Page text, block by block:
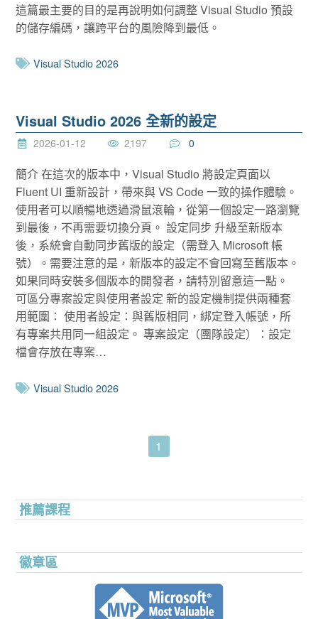
這篇最主要的目的是再說明如何調整 Visual Studio 預設
的儲存編碼，讓跨平台的風險降到最低。
Visual Studio 2026
Visual Studio 2026 全新的設定
2026-01-12 2197 0
簡介 在這次的版本中，Visual Studio 將設定頁面以
Fluent UI 重新設計，帶來與 VS Code 一致的操作體驗。
使用者可以順暢地透過滑鼠滾輪，從第一個設定一路瀏覽
到最後，不再需要切換分頁。 設定同步 升級至新版本
後，系統會自動同步舊版的設定（需登入 Microsoft 帳
號）。需要注意的是，新版本的設定不會回寫至舊版本。
如果同時安裝多個版本的開發者，請特別留意這一點。
可區分專案設定與使用者設定 新的設定機制提供兩種套
用範圍： 使用者設定：與舊版相同，綁定登入帳號，所
有專案共用同一組設定。 專案設定（團隊設定）：設定
檔會存放在專案…
Visual Studio 2026
1
推薦課程
徽章區